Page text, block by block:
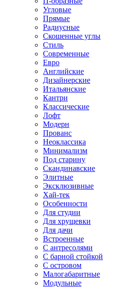
Угловые
Прямые
Радиусные
Скошенные углы
Стиль
Современные
Евро
Английские
Дизайнерские
Итальянские
Кантри
Классические
Лофт
Модерн
Прованс
Неоклассика
Минимализм
Под старину
Скандинавские
Элитные
Эксклюзивные
Хай-тек
Особенности
Для студии
Для хрущевки
Для дачи
Встроенные
С антресолями
С барной стойкой
С островом
Малогабаритные
Модульные